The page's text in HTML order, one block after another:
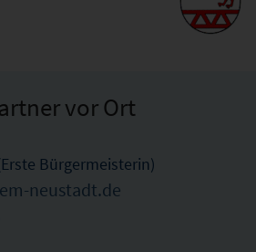
vor Ort
Bürgermeisterin)
neustadt.de